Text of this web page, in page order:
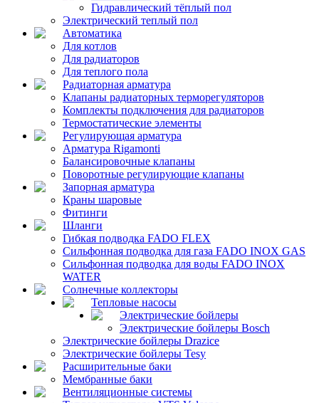
Гидравлический тёплый пол
Электрический теплый пол
Автоматика
Для котлов
Для радиаторов
Для теплого пола
Радиаторная арматура
Клапаны радиаторных терморегуляторов
Комплекты подключения для радиаторов
Термостатические элементы
Регулирующая арматура
Арматура Rigamonti
Балансировочные клапаны
Поворотные регулирующие клапаны
Запорная арматура
Краны шаровые
Фитинги
Шланги
Гибкая подводка FADO FLEX
Сильфонная подводка для газа FADO INOX GAS
Сильфонная подводка для воды FADO INOX
WATER
Солнечные коллекторы
Тепловые насосы
Электрические бойлеры
Электрические бойлеры Bosch
Электрические бойлеры Drazice
Электрические бойлеры Tesy
Расширительные баки
Мембранные баки
Вентиляционные системы